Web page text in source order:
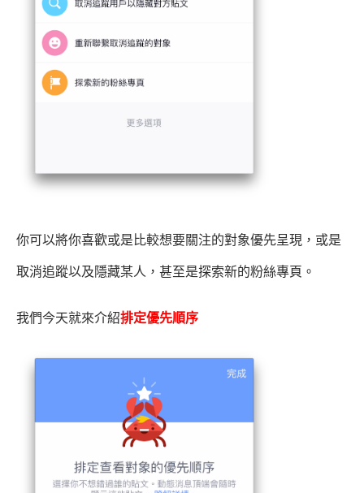
你可以將你喜歡或是比較想要關注的對象優先呈現，或是
取消追蹤以及隱藏某人，甚至是探索新的粉絲專頁。
我們今天就來介紹排定優先順序